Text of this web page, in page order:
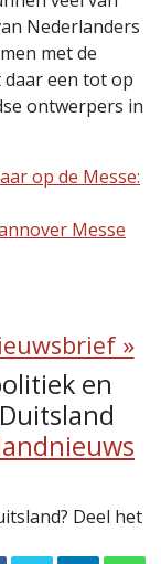
Nederlanders
met de
daar een tot op
ontwerpers in
op de Messe:
Messe
»
en
Deel het